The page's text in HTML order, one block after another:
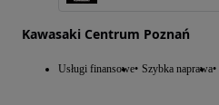
Kawasaki Centrum Poznań
Usługi finansowe Szybka naprawa